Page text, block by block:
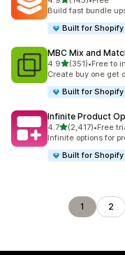
ทั้งหมด 145 รีวิว
Build fast bundle
Built for Shopify
MBC Mix and
4.9เต็ม 5 ดาว
(351)
ทั้งหมด 351 รีวิว
•Free to
Create buy one get
Built for Shopify
Infinite Product
4.7เต็ม 5 ดาว
(2,417)
ทั้งหมด 2417 รีวิว
•Free
Infinite options for
Built for Shopify
1 2